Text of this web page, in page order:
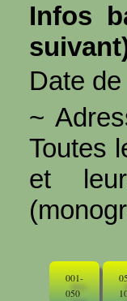
Infos
Date
~
Toutes
et
001-
050